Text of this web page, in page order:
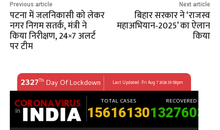
Previous article
पटना में जलनिकासी को लेकर
नगर निगम सतर्क, मंत्री ने
किया निरीक्षण, 24×7 अलर्ट
पर टीम
Next article
बिहार सरकार ने ‘राजस्व
महाअभियान‑2025’ का ऐलान
किया